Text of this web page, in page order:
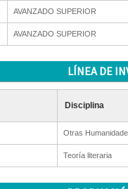
AVANZADO SUPERIOR
AVANZADO SUPERIOR
LÍNEA DE
Disciplina
Otras
Teoría literaria